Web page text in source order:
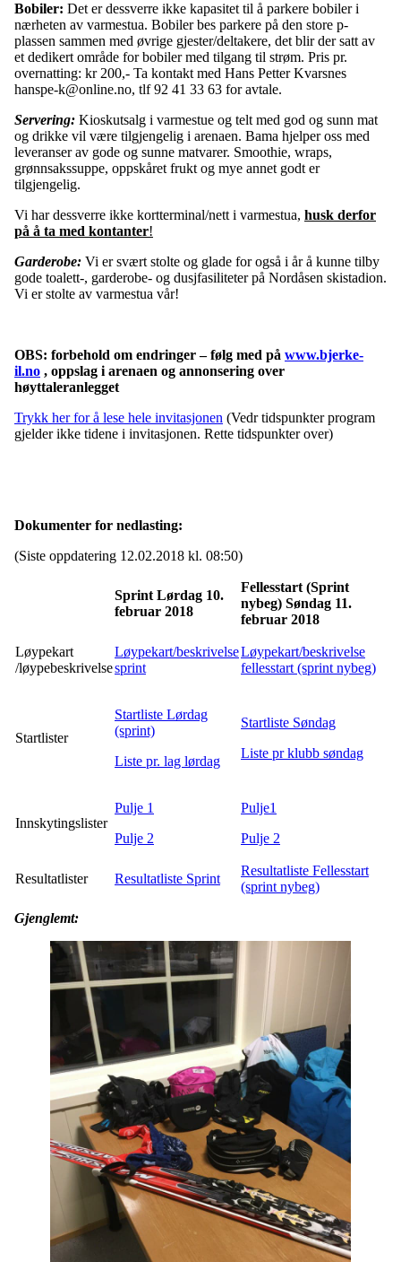
Bobiler: Det er dessverre ikke kapasitet til å parkere bobiler i
nærheten av varmestua. Bobiler bes parkere på den store p-
plassen sammen med øvrige gjester/deltakere, det blir der satt av
et dedikert område for bobiler med tilgang til strøm. Pris pr.
overnatting: kr 200,- Ta kontakt med Hans Petter Kvarsnes
hanspe-k@online.no, tlf 92 41 33 63 for avtale.
Servering: Kioskutsalg i varmestue og telt med god og sunn mat
og drikke vil være tilgjengelig i arenaen. Bama hjelper oss med
leveranser av gode og sunne matvarer. Smoothie, wraps,
grønnsakssuppe, oppskåret frukt og mye annet godt er
tilgjengelig.
Vi har dessverre ikke kortterminal/nett i varmestua, husk derfor
på å ta med kontanter!
Garderobe: Vi er svært stolte og glade for også i år å kunne tilby
gode toalett-, garderobe- og dusjfasiliteter på Nordåsen skistadion.
Vi er stolte av varmestua vår!
OBS: forbehold om endringer – følg med på www.bjerke-
il.no , oppslag i arenaen og annonsering over
høyttaleranlegget
Trykk her for å lese hele invitasjonen (Vedr tidspunkter program
gjelder ikke tidene i invitasjonen. Rette tidspunkter over)
Dokumenter for nedlasting:
(Siste oppdatering 12.02.2018 kl. 08:50)
Sprint Lørdag 10.
februar 2018
Fellesstart (Sprint
nybeg) Søndag 11.
februar 2018
Løypekart
/løypebeskrivelse
Løypekart/beskrivelse
sprint
Løypekart/beskrivelse
fellesstart (sprint nybeg)
Startlister
Startliste Lørdag
(sprint)
Liste pr. lag lørdag
Startliste Søndag
Liste pr klubb søndag
Innskytingslister
Pulje 1
Pulje 2
Pulje1
Pulje 2
Resultatlister Resultatliste Sprint
Resultatliste Fellesstart
(sprint nybeg)
Gjenglemt: